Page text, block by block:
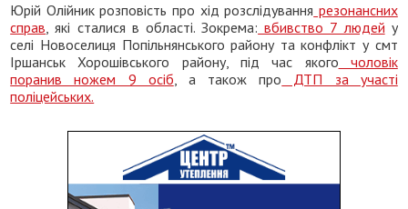
Юрій Олійник розповість про хід розслідування резонансних
справ, які сталися в області. Зокрема: вбивство 7 людей у
селі Новоселиця Попільнянського району та конфлікт у смт
Іршанськ Хорошівського району, під час якого чоловік
поранив ножем 9 осіб, а також про ДТП за участі
поліцейських.